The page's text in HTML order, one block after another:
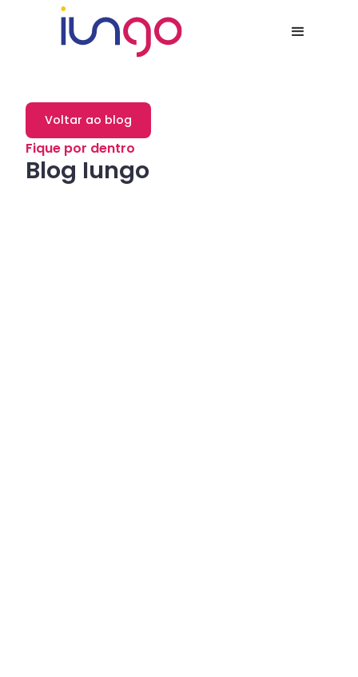
Fique por dentro
Blog Iungo
Voltar ao blog